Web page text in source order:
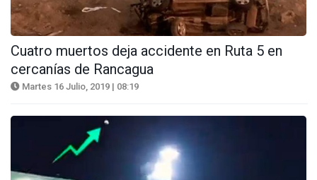
Cuatro muertos deja accidente en Ruta 5 en
cercanías de Rancagua
Martes 16 Julio, 2019 | 08:19